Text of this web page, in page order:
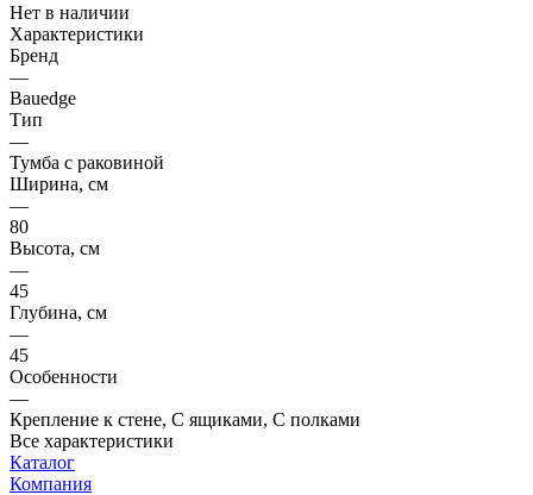
Нет в наличии
Характеристики
Бренд
—
Bauedge
Тип
—
Тумба с раковиной
Ширина, см
—
80
Высота, см
—
45
Глубина, см
—
45
Особенности
—
Крепление к стене, С ящиками, С полками
Все характеристики
Каталог
Компания